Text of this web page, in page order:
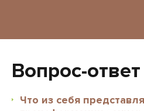
Вопрос-ответ
Что из себя